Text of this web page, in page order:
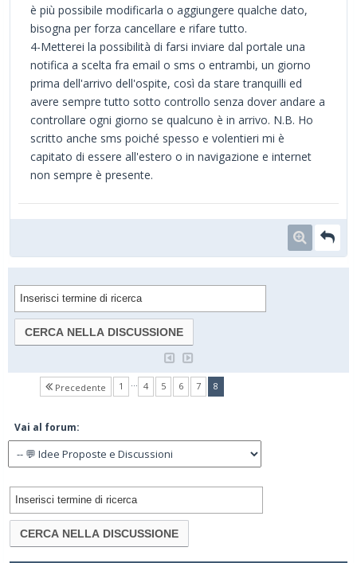
è più possibile modificarla o aggiungere qualche dato,
bisogna per forza cancellare e rifare tutto.
4-Metterei la possibilità di farsi inviare dal portale una
notifica a scelta fra email o sms o entrambi, un giorno
prima dell'arrivo dell'ospite, così da stare tranquilli ed
avere sempre tutto sotto controllo senza dover andare a
controllare ogni giorno se qualcuno è in arrivo. N.B. Ho
scritto anche sms poiché spesso e volentieri mi è
capitato di essere all'estero o in navigazione e internet
non sempre è presente.
Precedente 1 … 4 5 6 7 8(current)
Vai al forum: